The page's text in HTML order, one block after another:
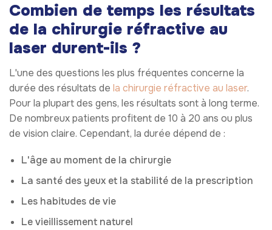
Combien de temps les résultats
de la chirurgie réfractive au
laser durent-ils ?
L'une des questions les plus fréquentes concerne la
durée des résultats de la chirurgie réfractive au laser.
Pour la plupart des gens, les résultats sont à long terme.
De nombreux patients profitent de 10 à 20 ans ou plus
de vision claire. Cependant, la durée dépend de :
L'âge au moment de la chirurgie
La santé des yeux et la stabilité de la prescription
Les habitudes de vie
Le vieillissement naturel